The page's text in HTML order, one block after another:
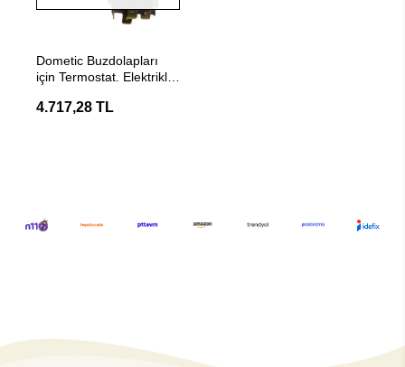
Dometic Buzdolapları
için Termostat. Elektrikli
No. 292652810
4.717,28 TL